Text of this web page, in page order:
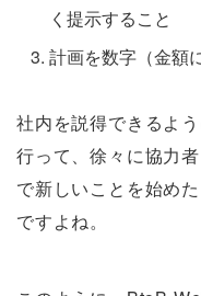
く提示すること
計画を数字（金額
社内を説得できるよ
行って、徐々に協力
で新しいことを始め
ですよね。